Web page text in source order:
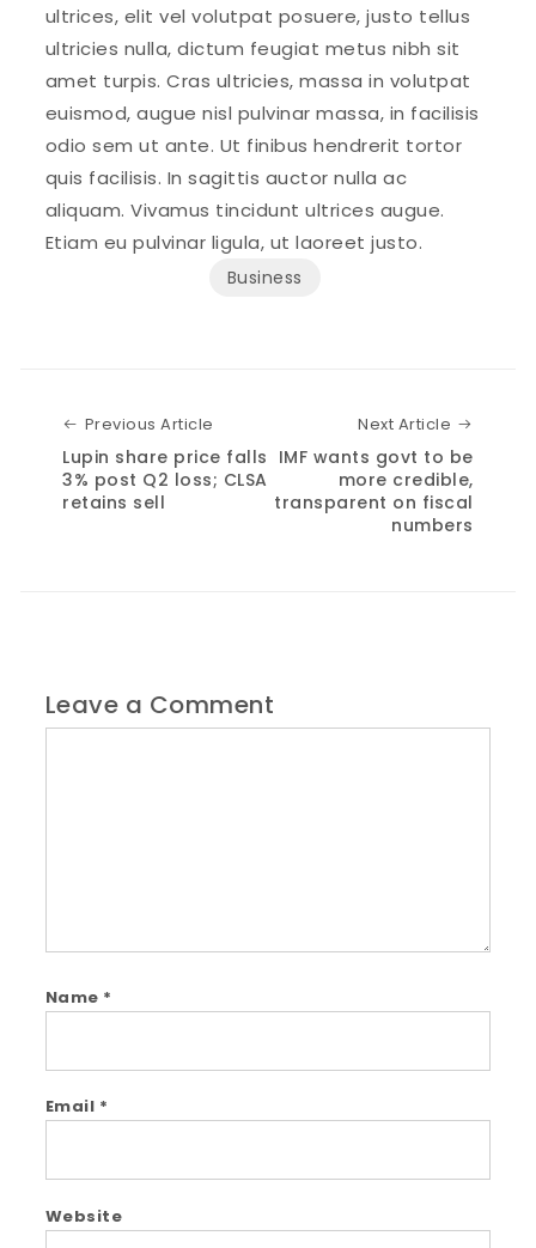
ultrices, elit vel volutpat posuere, justo tellus
ultricies nulla, dictum feugiat metus nibh sit
amet turpis. Cras ultricies, massa in volutpat
euismod, augue nisl pulvinar massa, in facilisis
odio sem ut ante. Ut finibus hendrerit tortor
quis facilisis. In sagittis auctor nulla ac
aliquam. Vivamus tincidunt ultrices augue.
Etiam eu pulvinar ligula, ut laoreet justo.
Business
Previous Article
Lupin share price falls
3% post Q2 loss; CLSA
retains sell
Next Article
IMF wants govt to be
more credible,
transparent on fiscal
numbers
Leave a Comment
Name *
Email *
Website